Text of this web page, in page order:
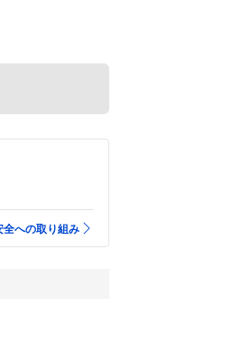
への取り組み